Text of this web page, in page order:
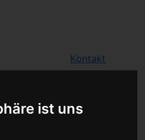
ist uns
Kontakt